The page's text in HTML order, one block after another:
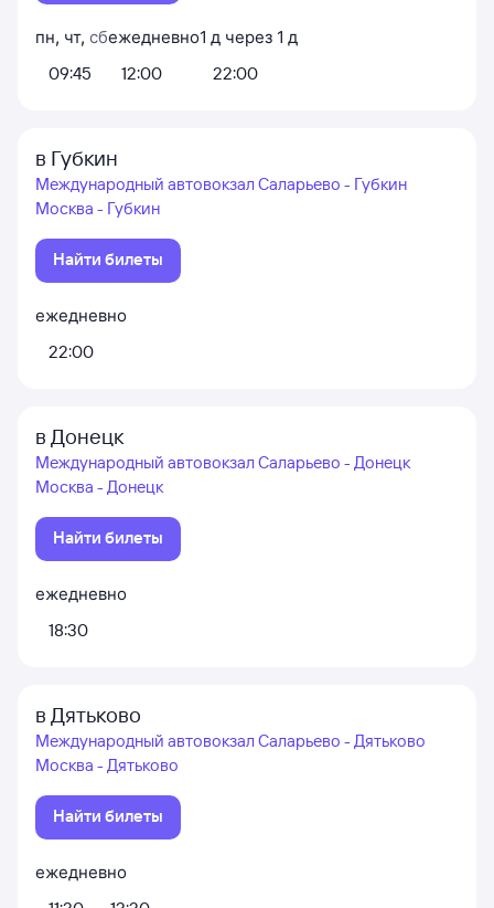
пн, чт, сб
09:45
ежедневно
12:00
1 д через 1 д
22:00
в Губкин
Международный автовокзал Саларьево - Губкин
Москва - Губкин
Найти билеты
ежедневно
22:00
в Донецк
Международный автовокзал Саларьево - Донецк
Москва - Донецк
Найти билеты
ежедневно
18:30
в Дятьково
Международный автовокзал Саларьево - Дятьково
Москва - Дятьково
Найти билеты
ежедневно